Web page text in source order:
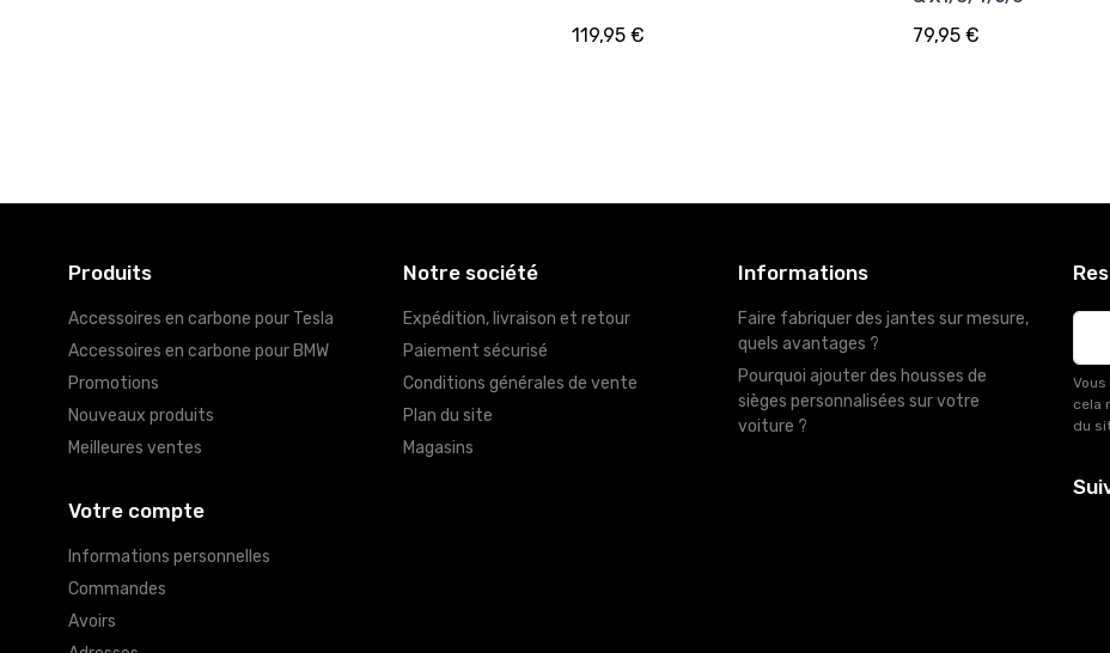
119,95 € 79,95 €
Produits
Accessoires en carbone pour Tesla
Accessoires en carbone pour BMW
Promotions
Nouveaux produits
Meilleures ventes
Notre société
Expédition, livraison et retour
Paiement sécurisé
Conditions générales de vente
Plan du site
Magasins
Informations
Faire fabriquer des jantes sur mesure,
quels avantages ?
Pourquoi ajouter des housses de
sièges personnalisées sur votre
voiture ?
Votre compte
Informations personnelles
Commandes
Avoirs
cela
du